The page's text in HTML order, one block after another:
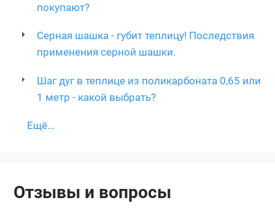
покупают?
Серная шашка - губит теплицу! Последствия
применения серной шашки.
Шаг дуг в теплице из поликарбоната 0,65 или
1 метр - какой выбрать?
Ещё...
Отзывы и вопросы